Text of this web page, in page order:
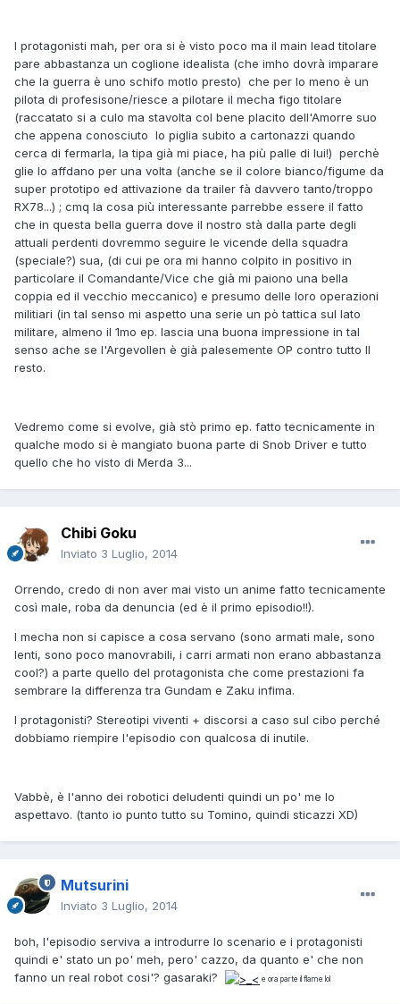
I protagonisti mah, per ora si è visto poco ma il main lead titolare
pare abbastanza un coglione idealista (che imho dovrà imparare
che la guerra è uno schifo motlo presto) che per lo meno è un
pilota di profesisone/riesce a pilotare il mecha figo titolare
(raccatato si a culo ma stavolta col bene placito dell'Amorre suo
che appena conosciuto lo piglia subito a cartonazzi quando
cerca di fermarla, la tipa già mi piace, ha più palle di lui!) perchè
glie lo affdano per una volta (anche se il colore bianco/figume da
super prototipo ed attivazione da trailer fà davvero tanto/troppo
RX78...) ; cmq la cosa più interessante parrebbe essere il fatto
che in questa bella guerra dove il nostro stà dalla parte degli
attuali perdenti dovremmo seguire le vicende della squadra
(speciale?) sua, (di cui pe ora mi hanno colpito in positivo in
particolare il Comandante/Vice che già mi paiono una bella
coppia ed il vecchio meccanico) e presumo delle loro operazioni
militiari (in tal senso mi aspetto una serie un pò tattica sul lato
militare, almeno il 1mo ep. lascia una buona impressione in tal
senso ache se l'Argevollen è già palesemente OP contro tutto ll
resto.
Vedremo come si evolve, già stò primo ep. fatto tecnicamente in
qualche modo si è mangiato buona parte di Snob Driver e tutto
quello che ho visto di Merda 3...
Chibi Goku
Inviato 3 Luglio, 2014
Orrendo, credo di non aver mai visto un anime fatto tecnicamente
così male, roba da denuncia (ed è il primo episodio!!).
I mecha non si capisce a cosa servano (sono armati male, sono
lenti, sono poco manovrabili, i carri armati non erano abbastanza
cool?) a parte quello del protagonista che come prestazioni fa
sembrare la differenza tra Gundam e Zaku infima.
I protagonisti? Stereotipi viventi + discorsi a caso sul cibo perché
dobbiamo riempire l'episodio con qualcosa di inutile.
Vabbè, è l'anno dei robotici deludenti quindi un po' me lo
aspettavo. (tanto io punto tutto su Tomino, quindi sticazzi XD)
Mutsurini
Inviato 3 Luglio, 2014
boh, l'episodio serviva a introdurre lo scenario e i protagonisti
quindi e' stato un po' meh, pero' cazzo, da quanto e' che non
fanno un real robot cosi'? gasaraki?
e ora parte il flame lol